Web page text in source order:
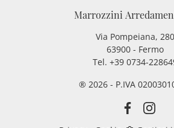
Marrozzini
Via Pompeiana, 280
63900 - Fermo
Tel. +39 0734-
® 2026 - P.IVA